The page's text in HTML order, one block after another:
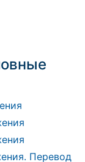
Перевод